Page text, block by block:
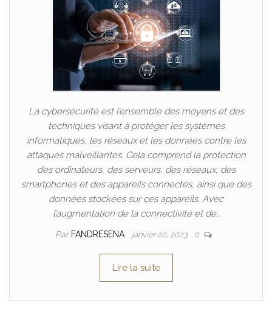
La cybersécurité est l’ensemble des moyens et des
techniques visant à protéger les systèmes
informatiques, les réseaux et les données contre les
attaques malveillantes. Cela comprend la protection
des ordinateurs, des serveurs, des réseaux, des
smartphones et des appareils connectés, ainsi que des
données stockées sur ces appareils. Avec
l’augmentation de la connectivité et de…
Par FANDRESENA janvier 20, 2023 0
Lire la suite